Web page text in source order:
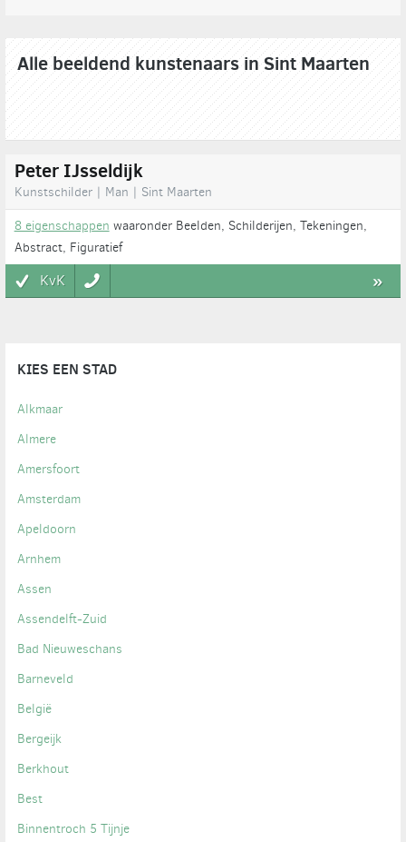
Alle beeldend kunstenaars in Sint Maarten
Peter IJsseldijk
Kunstschilder | Man | Sint Maarten
8 eigenschappen waaronder Beelden, Schilderijen, Tekeningen,
Abstract, Figuratief
KvK »
KIES EEN STAD
Alkmaar
Almere
Amersfoort
Amsterdam
Apeldoorn
Arnhem
Assen
Assendelft-Zuid
Bad Nieuweschans
Barneveld
België
Bergeijk
Berkhout
Best
Binnentroch 5 Tijnje